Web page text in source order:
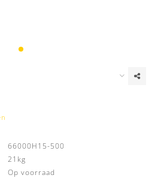
66000H15-500
21kg
Op voorraad